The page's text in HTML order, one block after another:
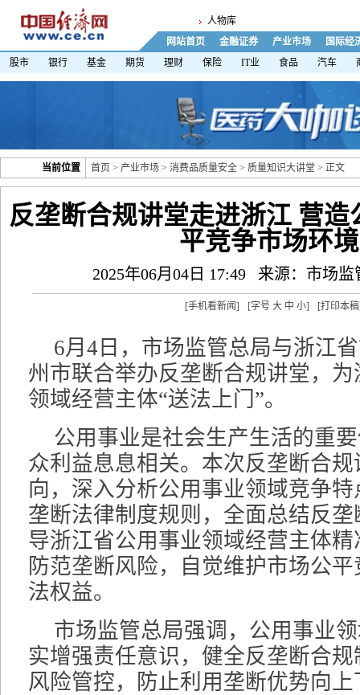
人物库
网站首页
金融证券 产业市场
国际经
股市
银行 基金 期货 理财 保险 IT业 食品 汽车
当前位置 首页 > 产业市场 > 消费品质量安全 > 质量知识大讲堂 > 正文
反垄断合规讲堂走进浙江 营造
平竞争市场环境
2025年06月04日 17:49 来源：市场监
[手机看新闻] [字号 大 中 小] [打印本稿
6月4日，市场监管总局与浙江
州市联合举办反垄断合规讲堂，
领域经营主体“送法上门”。
公用事业是社会生产生活的重
众利益息息相关。本次反垄断合
向，深入分析公用事业领域竞争
垄断法律制度规则，全面总结反
导浙江省公用事业领域经营主体
防范垄断风险，自觉维护市场公
法权益。
市场监管总局强调，公用事业
实增强责任意识，健全反垄断合
风险管控，防止利用垄断优势向